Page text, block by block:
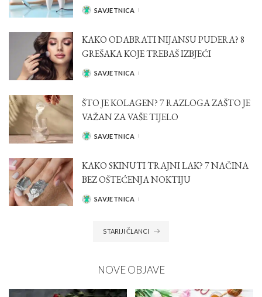
POSTED
SAVJETNICA
KAKO ODABRATI NIJANSU PUDERA? 8
GREŠAKA KOJE TREBAŠ IZBJEĆI
POSTED
SAVJETNICA
ŠTO JE KOLAGEN? 7 RAZLOGA ZAŠTO JE
VAŽAN ZA VAŠE TIJELO
POSTED
SAVJETNICA
KAKO SKINUTI TRAJNI LAK? 7 NAČINA
BEZ OŠTEĆENJA NOKTIJU
POSTED
SAVJETNICA
STARIJI ČLANCI
NOVE OBJAVE